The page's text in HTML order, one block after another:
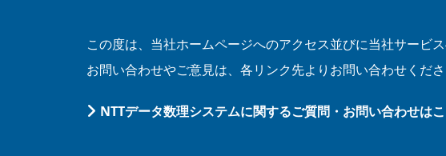
この度は、当社ホームページへのアクセス並びに当社サービ
お問い合わせやご意見は、各リンク先よりお問い合わせくださ
NTTデータ数理システムに関するご質問・お問い合わせは